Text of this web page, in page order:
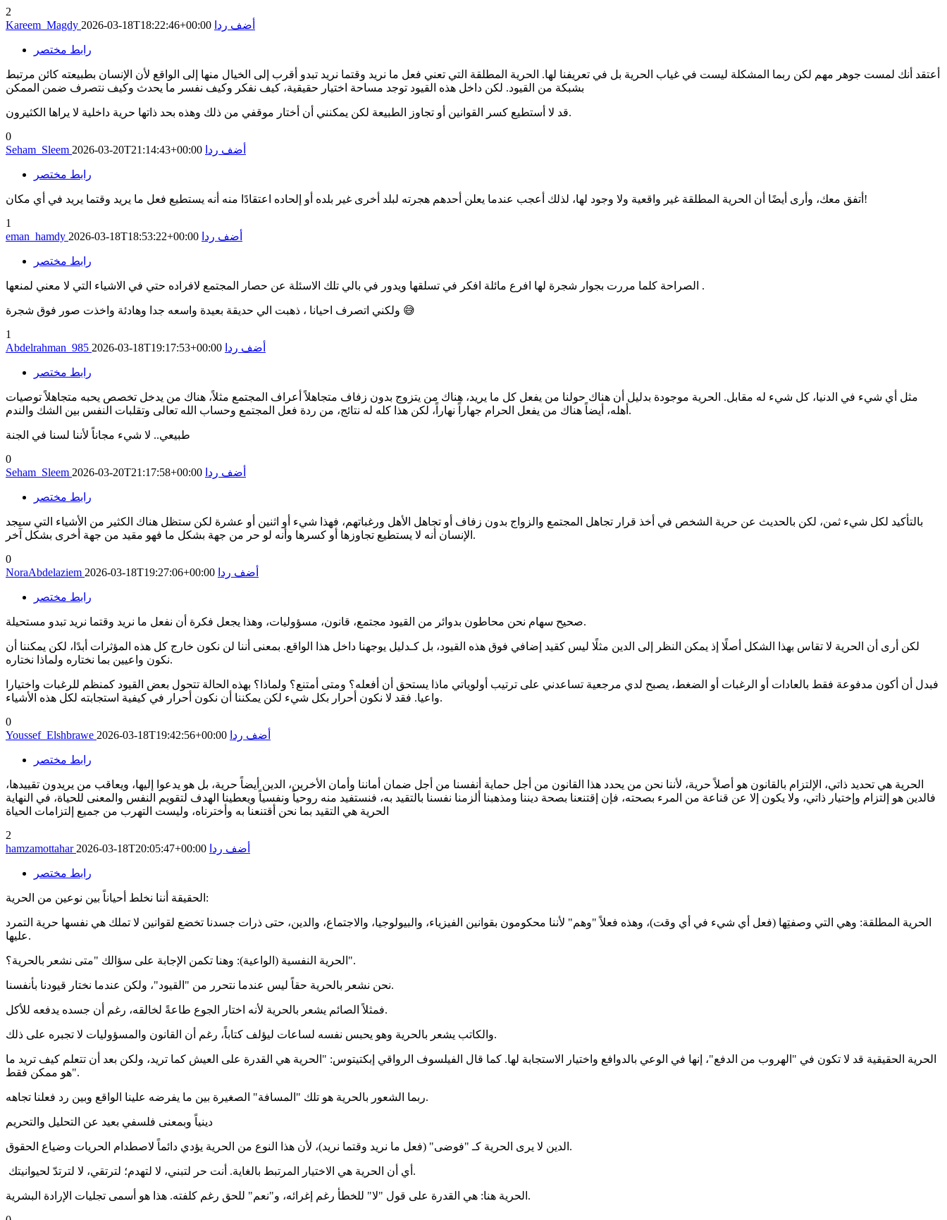
2
Kareem_Magdy 2026-03-18T18:22:46+00:00 أضف ردا
رابط مختصر
أعتقد أنك لمست جوهر مهم لكن ربما المشكلة ليست في غياب الحرية بل في تعريفنا لها. الحرية المطلقة التي تعني فعل ما نريد وقتما نريد تبدو أقرب إلى الخيال منها إلى الواقع لأن الإنسان بطبيعته كائن مرتبط
بشبكة من القيود. لكن داخل هذه القيود توجد مساحة اختيار حقيقية، كيف نفكر وكيف نفسر ما يحدث وكيف نتصرف ضمن الممكن
قد لا أستطيع كسر القوانين أو تجاوز الطبيعة لكن يمكنني أن أختار موقفي من ذلك وهذه بحد ذاتها حرية داخلية لا يراها الكثيرون.
0
Seham_Sleem 2026-03-20T21:14:43+00:00 أضف ردا
رابط مختصر
أتفق معك، وأرى أيضًا أن الحرية المطلقة غير واقعية ولا وجود لها، لذلك أعجب عندما يعلن أحدهم هجرته لبلد أخرى غير بلده أو إلحاده اعتقادًا منه أنه يستطيع فعل ما يريد وقتما يريد في أي مكان!
1
eman_hamdy 2026-03-18T18:53:22+00:00 أضف ردا
رابط مختصر
الصراحة كلما مررت بجوار شجرة لها افرع مائلة افكر في تسلقها ويدور في بالي تلك الاسئلة عن حصار المجتمع لافراده حتي في الاشياء التي لا معني لمنعها .
ولكني اتصرف احيانا ، ذهبت الي حديقة بعيدة واسعه جدا وهادئة واخذت صور فوق شجرة 😅
1
Abdelrahman_985 2026-03-18T19:17:53+00:00 أضف ردا
رابط مختصر
مثل أي شيء في الدنيا، كل شيء له مقابل. الحرية موجودة بدليل أن هناك حولنا من يفعل كل ما يريد، هناك من يتزوج بدون زفاف متجاهلاً أعراف المجتمع مثلاً، هناك من يدخل تخصص يحبه متجاهلاً توصيات
أهله، أيضاً هناك من يفعل الحرام جهاراً نهاراً، لكن هذا كله له نتائج، من ردة فعل المجتمع وحساب الله تعالى وتقلبات النفس بين الشك والندم.
طبيعي.. لا شيء مجاناً لأننا لسنا في الجنة
0
Seham_Sleem 2026-03-20T21:17:58+00:00 أضف ردا
رابط مختصر
بالتأكيد لكل شيء ثمن، لكن بالحديث عن حرية الشخص في أخذ قرار تجاهل المجتمع والزواج بدون زفاف أو تجاهل الأهل ورغباتهم، فهذا شيء أو اثنين أو عشرة لكن ستظل هناك الكثير من الأشياء التي سيجد
الإنسان أنه لا يستطيع تجاوزها أو كسرها وأنه لو حر من جهة بشكل ما فهو مقيد من جهة أخرى بشكل آخر.
0
NoraAbdelaziem 2026-03-18T19:27:06+00:00 أضف ردا
رابط مختصر
صحيح سهام نحن محاطون بدوائر من القيود مجتمع، قانون، مسؤوليات، وهذا يجعل فكرة أن نفعل ما نريد وقتما نريد تبدو مستحيلة.
لكن أرى أن الحرية لا تقاس بهذا الشكل أصلًا إذ يمكن النظر إلى الدين مثلًا ليس كقيد إضافي فوق هذه القيود، بل كـدليل يوجهنا داخل هذا الواقع. بمعنى أننا لن نكون خارج كل هذه المؤثرات أبدًا، لكن يمكننا أن
نكون واعيين بما نختاره ولماذا نختاره.
فبدل أن أكون مدفوعة فقط بالعادات أو الرغبات أو الضغط، يصبح لدي مرجعية تساعدني على ترتيب أولوياتي ماذا يستحق أن أفعله؟ ومتى أمتنع؟ ولماذا؟ بهذه الحالة تتحول بعض القيود كمنظم للرغبات واختيارا
واعيا. فقد لا نكون أحرار بكل شيء لكن يمكننا أن نكون أحرار في كيفية استجابته لكل هذه الأشياء.
0
Youssef_Elshbrawe 2026-03-18T19:42:56+00:00 أضف ردا
رابط مختصر
الحرية هي تحديد ذاتي، الإلتزام بالقانون هو أصلاً حرية، لأننا نحن من يحدد هذا القانون من أجل حماية أنفسنا من أجل ضمان أماننا وأمان الأخرين، الدين أيضاً حرية، بل هو يدعوا إليها، ويعاقب من يريدون تقييدها،
فالدين هو إلتزام وإختيار ذاتي، ولا يكون إلا عن قناعة من المرء بصحته، فإن إقتنعنا بصحة ديننا ومذهبنا ألزمنا نفسنا بالتقيد به، فنستفيد منه روحياً ونفسياً ويعطينا الهدف لتقويم النفس والمعنى للحياة، في النهاية
الحرية هي التقيد بما نحن أقتنعنا به وأخترناه، وليست التهرب من جميع إلتزامات الحياة
2
hamzamottahar 2026-03-18T20:05:47+00:00 أضف ردا
رابط مختصر
الحقيقة أننا نخلط أحياناً بين نوعين من الحرية:
الحرية المطلقة: وهي التي وصفتِها (فعل أي شيء في أي وقت)، وهذه فعلاً "وهم" لأننا محكومون بقوانين الفيزياء، والبيولوجيا، والاجتماع، والدين، حتى ذرات جسدنا تخضع لقوانين لا تملك هي نفسها حرية التمرد
عليها.
​الحرية النفسية (الواعية): وهنا تكمن الإجابة على سؤالك "متى نشعر بالحرية؟".
​نحن نشعر بالحرية حقاً ليس عندما نتحرر من "القيود"، ولكن عندما نختار قيودنا بأنفسنا.
فمثلاً ​الصائم يشعر بالحرية لأنه اختار الجوع طاعةً لخالقه، رغم أن جسده يدفعه للأكل.
والكاتب يشعر بالحرية وهو يحبس نفسه لساعات ليؤلف كتاباً، رغم أن القانون والمسؤوليات لا تجبره على ذلك.
​الحرية الحقيقية قد لا تكون في "الهروب من الدفع"، إنها في الوعي بالدوافع واختيار الاستجابة لها. كما قال الفيلسوف الرواقي إبكتيتوس: "الحرية هي القدرة على العيش كما تريد، ولكن بعد أن تتعلم كيف تريد ما
هو ممكن فقط".
​ربما الشعور بالحرية هو تلك "المسافة" الصغيرة بين ما يفرضه علينا الواقع وبين رد فعلنا تجاهه.
دينياً وبمعنى فلسفي بعيد عن التحليل والتحريم
الدين لا يرى الحرية كـ "فوضى" (فعل ما نريد وقتما نريد)، لأن هذا النوع من الحرية يؤدي دائماً لاصطدام الحريات وضياع الحقوق.
​ أي أن الحرية هي الاختيار المرتبط بالغاية. أنت حر لتبني، لا لتهدم؛ لترتقي، لا لترتدّ لحيوانيتك.
الحرية هنا: هي القدرة على قول "لا" للخطأ رغم إغرائه، و"نعم" للحق رغم كلفته. هذا هو أسمى تجليات الإرادة البشرية.